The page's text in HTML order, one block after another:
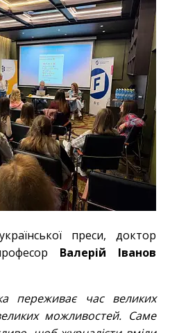
преси, доктор
Валерій Іванов
переживає час великих
можливостей. Саме